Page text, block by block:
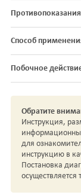
Противопоказания
Способ
Побочное
Обратите
Инструкция,
для
инструкцию в
Постановка